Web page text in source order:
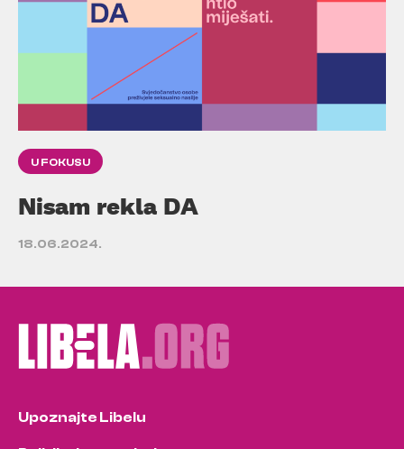
U FOKUSU
Nisam rekla DA
18.06.2024.
Upoznajte Libelu